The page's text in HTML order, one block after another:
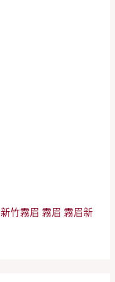
新竹霧眉 霧眉 霧眉新